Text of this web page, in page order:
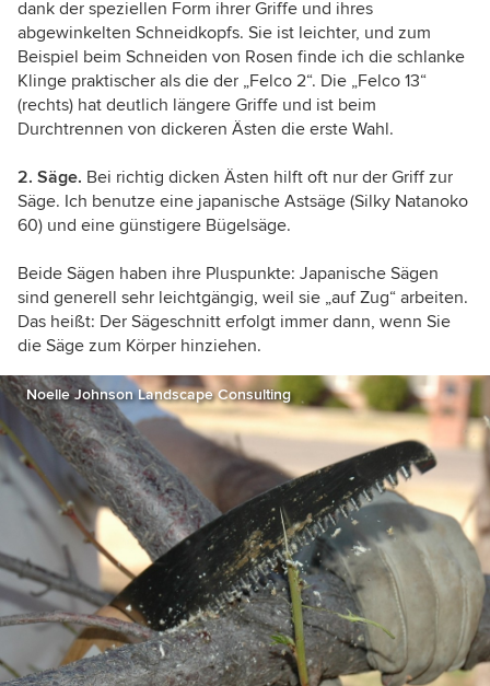
dank der speziellen Form ihrer Griffe und ihres
abgewinkelten Schneidkopfs. Sie ist leichter, und zum
Beispiel beim Schneiden von Rosen finde ich die schlanke
Klinge praktischer als die der „Felco 2“. Die „Felco 13“
(rechts) hat deutlich längere Griffe und ist beim
Durchtrennen von dickeren Ästen die erste Wahl.
2. Säge. Bei richtig dicken Ästen hilft oft nur der Griff zur
Säge. Ich benutze eine japanische Astsäge (Silky Natanoko
60) und eine günstigere Bügelsäge.
Beide Sägen haben ihre Pluspunkte: Japanische Sägen
sind generell sehr leichtgängig, weil sie „auf Zug“ arbeiten.
Das heißt: Der Sägeschnitt erfolgt immer dann, wenn Sie
die Säge zum Körper hinziehen.
Noelle Johnson Landscape Consulting